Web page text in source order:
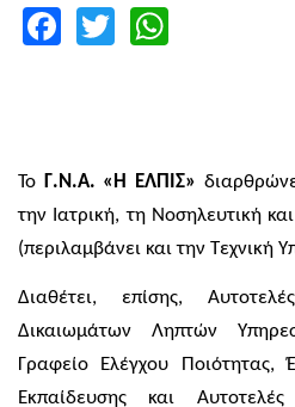
Facebook
Twitter
Το Γ.Ν.Α. «Η ΕΛΠΙΣ»
την Ιατρική, τη Νοσηλευτική
(περιλαμβάνει και την Τεχνική
Διαθέτει, επίσης,
Δικαιωμάτων Ληπτών
Γραφείο Ελέγχου Ποιότητας,
Εκπαίδευσης και